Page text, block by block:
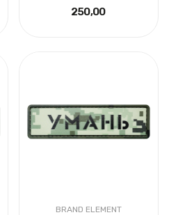
250,00 ₴
BRAND ELEMENT